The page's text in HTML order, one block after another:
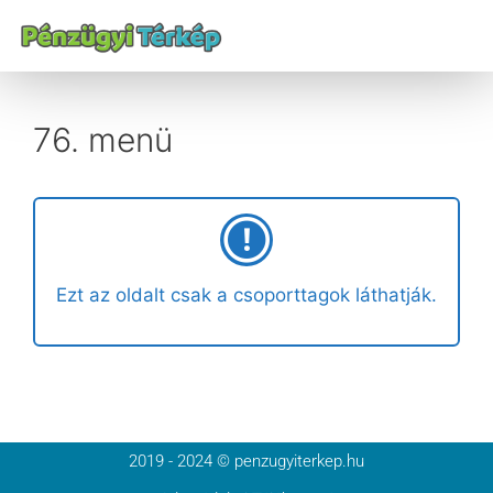
76. menü
Ezt az oldalt csak a csoporttagok láthatják.
2019 - 2024 © penzugyiterkep.hu